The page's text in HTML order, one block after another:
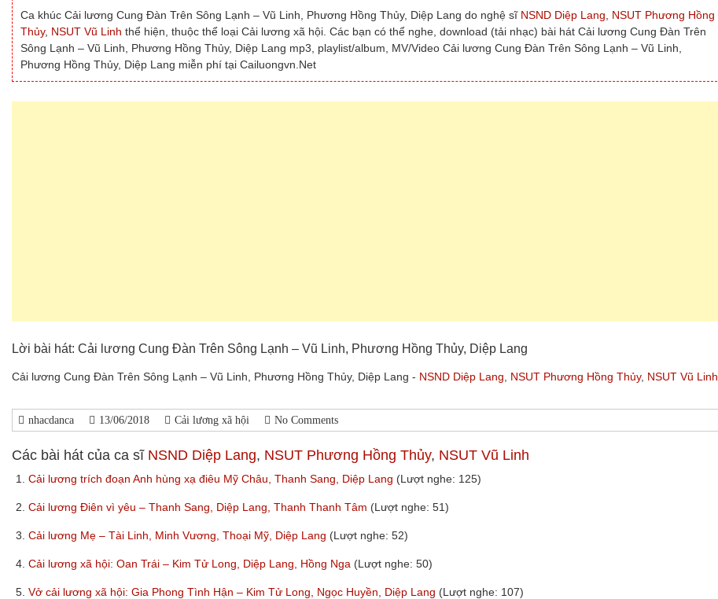
Ca khúc Cải lương Cung Đàn Trên Sông Lạnh – Vũ Linh, Phương Hồng Thủy, Diệp Lang do nghệ sĩ NSND Diệp Lang
NSUT Phương Hồng
Thủy, NSUT Vũ Linh thể hiện, thuộc thể loại Cải lương xã hội. Các bạn có thể nghe, download (tải nhạc) bài hát Cải lương Cung Đàn Trên
Sông Lạnh – Vũ Linh, Phương Hồng Thủy, Diệp Lang mp3, playlist/album, MV/Video Cải lương Cung Đàn Trên Sông Lạnh – Vũ Linh,
Phương Hồng Thủy, Diệp Lang miễn phí tại Cailuongvn.Net
Lời bài hát: Cải lương Cung Đàn Trên Sông Lạnh – Vũ Linh, Phương Hồng Thủy, Diệp Lang
Cải lương Cung Đàn Trên Sông Lạnh – Vũ Linh, Phương Hồng Thủy, Diệp Lang - NSND Diệp Lang NSUT Phương Hồng Thủy, NSUT Vũ Linh
nhacdanca 13/06/2018 Cải lương xã hội No Comments
Các bài hát của ca sĩ NSND Diệp Lang, NSUT Phương Hồng Thủy, NSUT Vũ Linh
1. Cải lương trích đoạn Anh hùng xạ điêu Mỹ Châu, Thanh Sang, Diệp Lang (Lượt nghe: 125)
2. Cải lương Điên vì yêu – Thanh Sang, Diệp Lang, Thanh Thanh Tâm (Lượt nghe: 51)
3. Cải lương Mẹ – Tài Linh, Minh Vương, Thoại Mỹ, Diệp Lang (Lượt nghe: 52)
4. Cải lương xã hội: Oan Trái – Kim Tử Long, Diệp Lang, Hồng Nga (Lượt nghe: 50)
5. Vở cải lương xã hội: Gia Phong Tình Hận – Kim Tử Long, Ngọc Huyền, Diệp Lang (Lượt nghe: 107)